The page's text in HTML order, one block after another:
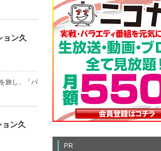
ョン久
旅し、「パ
ン久
PR